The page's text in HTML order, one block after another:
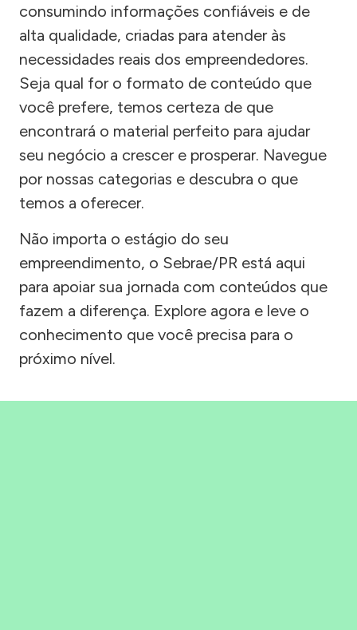
consumindo informações confiáveis e de
alta qualidade, criadas para atender às
necessidades reais dos empreendedores.
Seja qual for o formato de conteúdo que
você prefere, temos certeza de que
encontrará o material perfeito para ajudar
seu negócio a crescer e prosperar. Navegue
por nossas categorias e descubra o que
temos a oferecer.
Não importa o estágio do seu
empreendimento, o Sebrae/PR está aqui
para apoiar sua jornada com conteúdos que
fazem a diferença. Explore agora e leve o
conhecimento que você precisa para o
próximo nível.